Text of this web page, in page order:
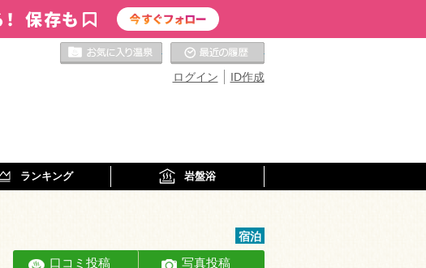
ID作成
ログイン
お気に入りの温泉
ランキング 岩盤浴
宿泊
口コミ投稿 写真投稿